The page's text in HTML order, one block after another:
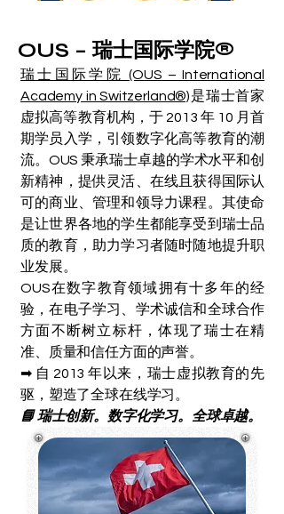
OUS – 瑞士国际学院®
瑞士国际学院 (OUS – International
Academy in Switzerland®)是瑞士首家
虚拟高等教育机构，于 2013 年 10 月首
期学员入学，引领数字化高等教育的潮
流。OUS 秉承瑞士卓越的学术水平和创
新精神，提供灵活、在线且获得国际认
可的商业、管理和领导力课程。其使命
是让世界各地的学生都能享受到瑞士品
质的教育，助力学习者随时随地提升职
业发展。
OUS在数字教育领域拥有十多年的经
验，在电子学习、学术诚信和全球合作
方面不断树立标杆，体现了瑞士在精
准、质量和信任方面的声誉。
➡ 自 2013 年以来，瑞士虚拟教育的先
驱，塑造了全球在线学习。
📘 瑞士创新。数字化学习。全球卓越。